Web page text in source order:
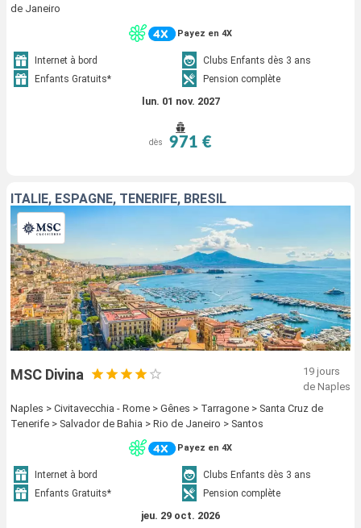
de Janeiro
Payez en 4X
Internet à bord
Clubs Enfants dès 3 ans
Enfants Gratuits*
Pension complète
lun. 01 nov. 2027
dès 971 €
ITALIE, ESPAGNE, TENERIFE, BRÉSIL
MSC Divina
19 jours
de Naples
Naples > Civitavecchia - Rome > Gênes > Tarragone > Santa Cruz de
Tenerife > Salvador de Bahia > Rio de Janeiro > Santos
Payez en 4X
Internet à bord
Clubs Enfants dès 3 ans
Enfants Gratuits*
Pension complète
jeu. 29 oct. 2026